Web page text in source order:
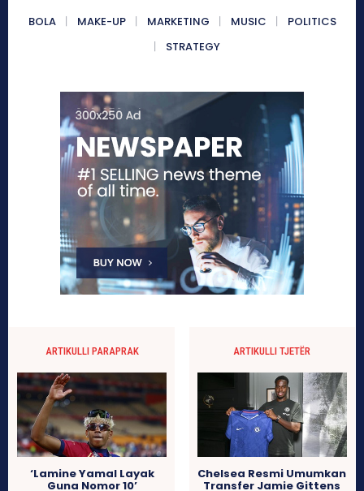
BOLA MAKE-UP MARKETING MUSIC
POLITICS
STRATEGY
ARTIKULLI PARAPRAK
‘Lamine Yamal Layak
Guna Nomor 10’
ARTIKULLI TJETËR
Chelsea Resmi Umumkan
Transfer Jamie Gittens